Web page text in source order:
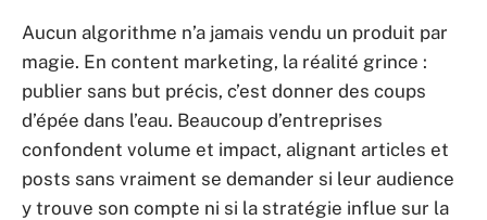
Aucun algorithme n’a jamais vendu un produit par
magie. En content marketing, la réalité grince :
publier sans but précis, c’est donner des coups
d’épée dans l’eau. Beaucoup d’entreprises
confondent volume et impact, alignant articles et
posts sans vraiment se demander si leur audience
y trouve son compte ni si la stratégie influe sur la